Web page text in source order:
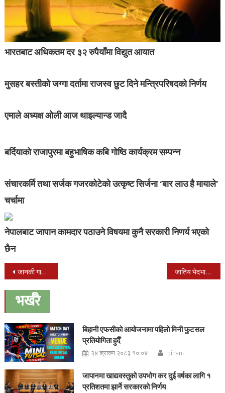
भारतबाट अधिकतम दर ३२ रुपैयाँमा विद्युत आयात
मुसहर बस्तीको जग्गा दर्तामा राजस्व छुट दिने मन्त्रिपरिषदको निर्णय
एमाले अध्यक्ष ओली आज थाइल्यान्ड जादै
बर्दियाको राजापुरमा बहुभाषिक कबि गोष्ठि कार्यक्रम सम्पन्न
संचारकर्मि तथा सर्जक गजरकोटेको उत्कृष्ट सिर्जना ‘बार लाउ है मायाले’
चर्चामा
नेपालबाट जापान कामदार पठाउने विषयमा कुनै सरकारी निणर्य भएको
छैन
Post
navigation
जानकी गाउँपालिकाको सरकारी मोटर साइकल बिद्यालय आउन जान प्रयोग जातिय भेदभाव विरुद्ध बृहत छलफल कार्यक्रम नरैनापुरमा सम्पन्न
भर्खरै
बिहानी एफसीको आयोजनामा पहिलो मिनी फुटसल
प्रतियोगिता हुदैँ
२४ श्रावण २०८३ १०:०४ bihani
जापानमा खाद्यवस्तुको उपभोग कर दुई वर्षका लागि १
प्रतिशतमा झार्ने सरकारको निर्णय